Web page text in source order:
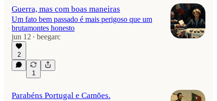
Guerra, mas com boas maneiras
Um fato bem passado é mais perigoso que um
brutamontes honesto
jun 12 • beegarc
2
1
Parabéns Portugal e Camões.